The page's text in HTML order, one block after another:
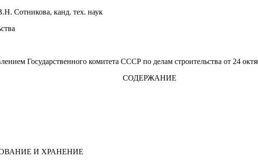
Сотникова, канд. тех. наук
комитета СССР по делам строительства от 24
СОДЕРЖАНИЕ
И ХРАНЕНИЕ